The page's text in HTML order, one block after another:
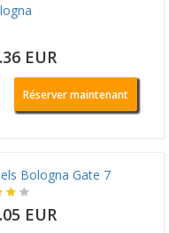
EUR
Réserver maintenant
Bologna Gate 7
EUR